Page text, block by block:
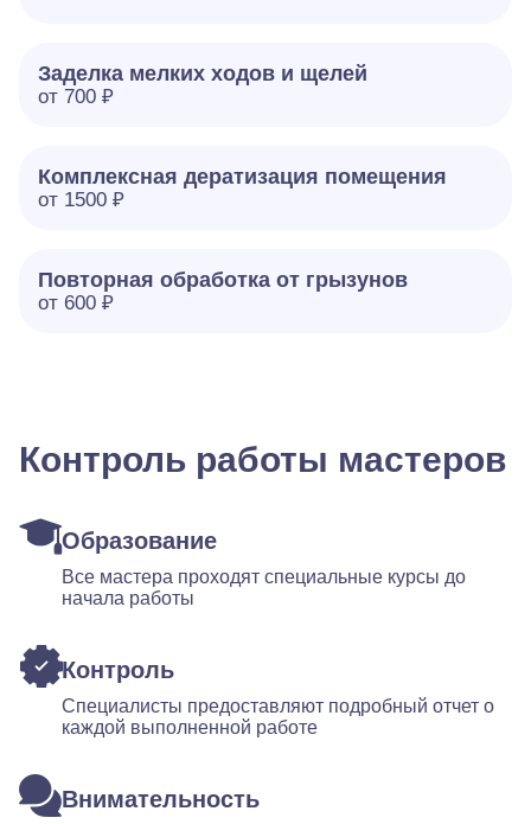
Заделка мелких ходов и щелей
от 700 ₽
Комплексная дератизация помещения
от 1500 ₽
Повторная обработка от грызунов
от 600 ₽
Контроль работы мастеров
Образование
Все мастера проходят специальные курсы до
начала работы
Контроль
Специалисты предоставляют подробный отчет о
каждой выполненной работе
Внимательность